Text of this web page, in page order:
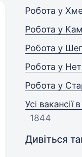
Робота у
Робота у
Робота у
Робота у
Робота у
Усі вакансії
1844
Дивіться